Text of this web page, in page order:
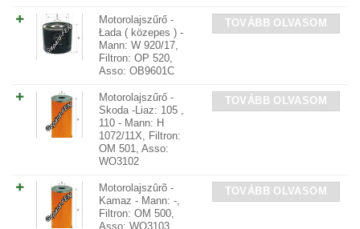
Motorolajszűrő -
Łada ( közepes ) -
Mann: W 920/17,
Filtron: OP 520,
Asso: OB9601C
TOVÁBB OLVASOM
Motorolajszűrő -
Skoda -Liaz: 105 ,
110 - Mann: H
1072/11X, Filtron:
OM 501, Asso:
WO3102
TOVÁBB OLVASOM
Motorolajszûrõ -
Kamaz - Mann: -,
Filtron: OM 500,
Asso: WO3103
TOVÁBB OLVASOM